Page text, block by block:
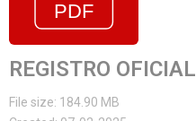
REGISTRO OFICIAL
File size: 184.90 MB